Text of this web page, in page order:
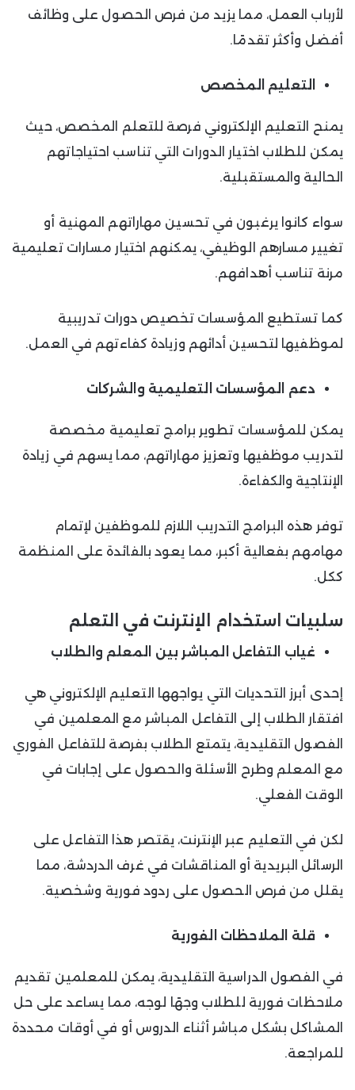
لأرباب العمل، مما يزيد من فرص الحصول على وظائف
أفضل وأكثر تقدمًا.
التعليم المخصص
يمنح التعليم الإلكتروني فرصة للتعلم المخصص، حيث
يمكن للطلاب اختيار الدورات التي تناسب احتياجاتهم
الحالية والمستقبلية.
سواء كانوا يرغبون في تحسين مهاراتهم المهنية أو
تغيير مسارهم الوظيفي، يمكنهم اختيار مسارات تعليمية
مرنة تناسب أهدافهم.
كما تستطيع المؤسسات تخصيص دورات تدريبية
لموظفيها لتحسين أدائهم وزيادة كفاءتهم في العمل.
دعم المؤسسات التعليمية والشركات
يمكن للمؤسسات تطوير برامج تعليمية مخصصة
لتدريب موظفيها وتعزيز مهاراتهم، مما يسهم في زيادة
الإنتاجية والكفاءة.
توفر هذه البرامج التدريب اللازم للموظفين لإتمام
مهامهم بفعالية أكبر، مما يعود بالفائدة على المنظمة
ككل.
سلبيات استخدام الإنترنت في التعلم
غياب التفاعل المباشر بين المعلم والطلاب
إحدى أبرز التحديات التي يواجهها التعليم الإلكتروني هي
افتقار الطلاب إلى التفاعل المباشر مع المعلمين في
الفصول التقليدية، يتمتع الطلاب بفرصة للتفاعل الفوري
مع المعلم وطرح الأسئلة والحصول على إجابات في
الوقت الفعلي.
لكن في التعليم عبر الإنترنت، يقتصر هذا التفاعل على
الرسائل البريدية أو المناقشات في غرف الدردشة، مما
يقلل من فرص الحصول على ردود فورية وشخصية.
قلة الملاحظات الفورية
في الفصول الدراسية التقليدية، يمكن للمعلمين تقديم
ملاحظات فورية للطلاب وجهًا لوجه، مما يساعد على حل
المشاكل بشكل مباشر أثناء الدروس أو في أوقات محددة
للمراجعة.